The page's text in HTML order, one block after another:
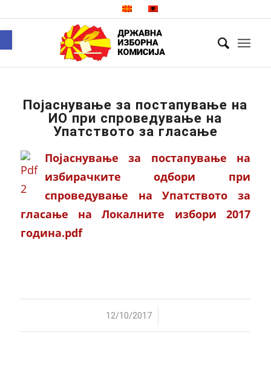
Појаснување за постапување на
ИО при спроведување на
Упатството за гласање
Појаснување за постапување на
избирачките одбори при
спроведување на Упатството за
гласање на Локалните избори 2017
година.pdf
12/10/2017
/
Open toolbar